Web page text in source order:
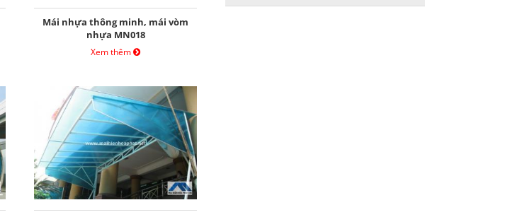
Mái nhựa thông minh, mái vòm
nhựa MN018
Xem thêm